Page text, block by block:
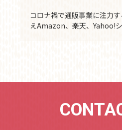
コロナ禍で通販事業に注力
えAmazon、楽天、Yahoo!